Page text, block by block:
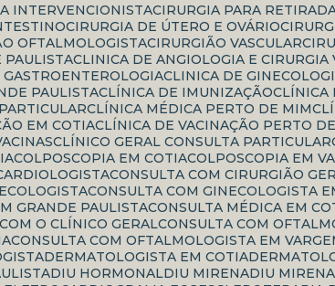
INTERVENCIONISTA CIRURGIA PARA
CIRURGIA DE ÚTERO E OVÁRIO
OFTALMOLOGISTA CIRURGIÃO VASCULAR
PAULISTA CLINICA DE ANGIOLOGIA E CIRURGIA
GASTROENTEROLOGIA CLINICA DE
PAULISTA CLÍNICA DE IMUNIZAÇÃO
CLÍNICA MÉDICA PERTO DE MIM
EM COTIA CLÍNICA DE VACINAÇÃO PERTO
CLÍNICO GERAL CONSULTA PARTICULAR
COLPOSCOPIA EM COTIA COLPOSCOPIA EM
CONSULTA COM CIRURGIÃO
CONSULTA COM GINECOLOGISTA
GRANDE PAULISTA CONSULTA MÉDICA EM
COM O CLÍNICO GERAL CONSULTA COM
CONSULTA COM OFTALMOLOGISTA EM
DERMATOLOGISTA EM COTIA
DIU HORMONAL DIU MIRENA
DIU